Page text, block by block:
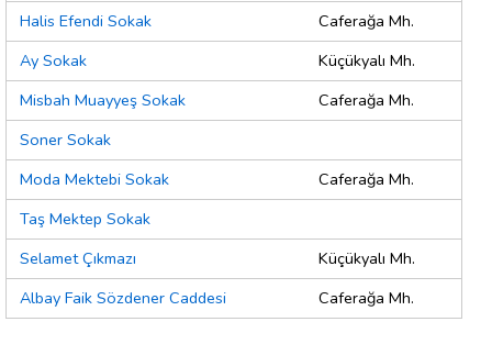
Halis Efendi Sokak
Caferağa Mh.
Ay Sokak
Küçükyalı Mh.
Misbah Muayyeş Sokak
Caferağa Mh.
Soner Sokak
Moda Mektebi Sokak
Caferağa Mh.
Taş Mektep Sokak
Selamet Çıkmazı
Küçükyalı Mh.
Albay Faik Sözdener Caddesi
Caferağa Mh.